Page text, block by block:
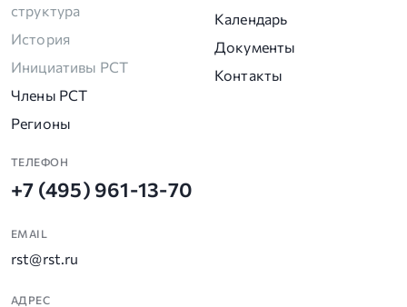
структура
История
Инициативы РСТ
Члены РСТ
Регионы
Календарь
Документы
Контакты
ТЕЛЕФОН
+7 (495) 961-13-70
EMAIL
rst@rst.ru
АДРЕС